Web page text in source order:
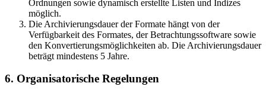
Ordnungen sowie dynamisch erstellte Listen und Indizes
möglich.
Die Archivierungsdauer der Formate hängt von der
Verfügbarkeit des Formates, der Betrachtungssoftware sowie
den Konvertierungsmöglichkeiten ab. Die Archivierungsdauer
beträgt mindestens 5 Jahre.
6. Organisatorische Regelungen